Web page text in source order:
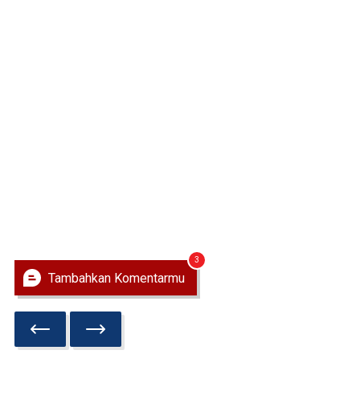
Tambahkan Komentarmu
3